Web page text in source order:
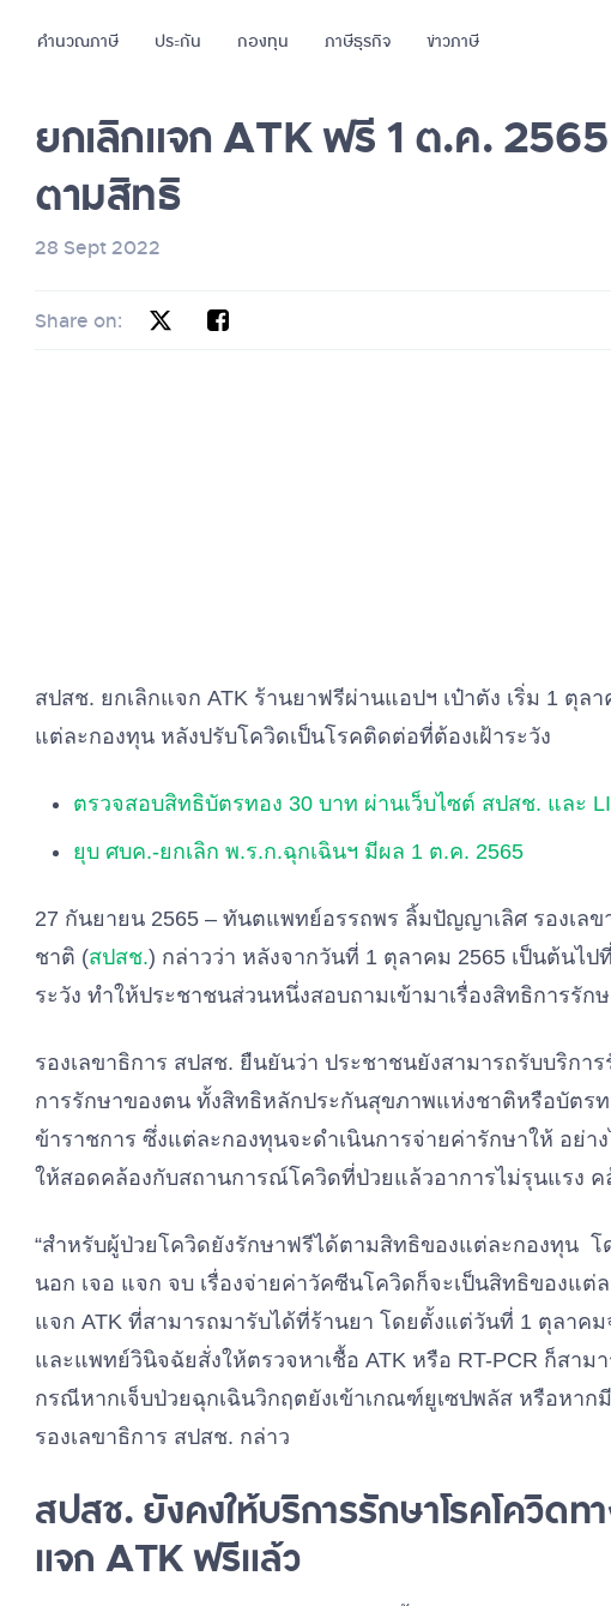
คำนวณภาษี ประกัน กองทุน ภาษีธุรกิจ ข่าวภาษี
ยกเลิกแจก ATK ฟรี 1 ต.ค.
ตามสิทธิ
28 Sept 2022
Share on:
สปสช. ยกเลิกแจก ATK ร้านยาฟรีผ่านแอปฯ เป๋าตัง เริ่ม 1 ตุ
แต่ละกองทุน หลังปรับโควิดเป็นโรคติดต่อที่ต้องเฝ้าระวัง
ตรวจสอบสิทธิบัตรทอง 30 บาท ผ่านเว็บไซต์ สปสช. และ
ยุบ ศบค.-ยกเลิก พ.ร.ก.ฉุกเฉินฯ มีผล 1 ต.ค. 2565
27 กันยายน 2565 – ทันตแพทย์อรรถพร ลิ้มปัญญาเลิศ รองเล
ชาติ (สปสช.) กล่าวว่า หลังจากวันที่ 1 ตุลาคม 2565 เป็นต้นไ
ระวัง ทำให้ประชาชนส่วนหนึ่งสอบถามเข้ามาเรื่องสิทธิการรักษ
รองเลขาธิการ สปสช. ยืนยันว่า ประชาชนยังสามารถรับบริกา
การรักษาของตน ทั้งสิทธิหลักประกันสุขภาพแห่งชาติหรือบัตร
ข้าราชการ ซึ่งแต่ละกองทุนจะดำเนินการจ่ายค่ารักษาให้ อย่า
ให้สอดคล้องกับสถานการณ์โควิดที่ป่วยแล้วอาการไม่รุนแรง
“สำหรับผู้ป่วยโควิดยังรักษาฟรีได้ตามสิทธิของแต่ละกองทุน
นอก เจอ แจก จบ เรื่องจ่ายค่าวัคซีนโควิดก็จะเป็นสิทธิของแต่
แจก ATK ที่สามารถมารับได้ที่ร้านยา โดยตั้งแต่วันที่ 1 ตุลาค
และแพทย์วินิจฉัยสั่งให้ตรวจหาเชื้อ ATK หรือ RT-PCR ก็สาม
กรณีหากเจ็บป่วยฉุกเฉินวิกฤตยังเข้าเกณฑ์ยูเซปพลัส หรือหาก
รองเลขาธิการ สปสช. กล่าว
สปสช. ยังคงให้บริการรักษาโรคโควิดท
แจก ATK ฟรีแล้ว